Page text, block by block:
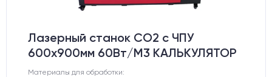
Лазерный станок CO2 c ЧПУ
600х900мм 60Вт/М3 КАЛЬКУЛЯТОР
Материалы для обработки: